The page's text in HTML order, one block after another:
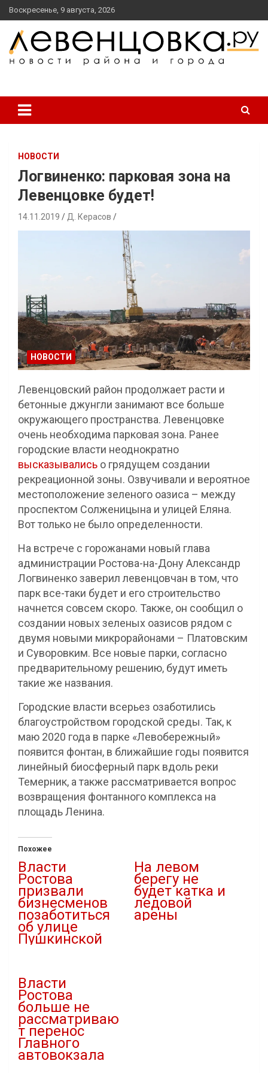
перейти
к
содержанию
Воскресенье, 9 августа, 2026
НОВОСТИ
Логвиненко: парковая зона на
Левенцовке будет!
14.11.2019 Д. Керасов
НОВОСТИ
Левенцовский район продолжает расти и
бетонные джунгли занимают все больше
окружающего пространства. Левенцовке
очень необходима парковая зона. Ранее
городские власти неоднократно
высказывались о грядущем создании
рекреационной зоны. Озвучивали и вероятное
местоположение зеленого оазиса – между
проспектом Солженицына и улицей Еляна.
Вот только не было определенности.
На встрече с горожанами новый глава
администрации Ростова-на-Дону Александр
Логвиненко заверил левенцовчан в том, что
парк все-таки будет и его строительство
начнется совсем скоро. Также, он сообщил о
создании новых зеленых оазисов рядом с
двумя новыми микрорайонами – Платовским
и Суворовким. Все новые парки, согласно
предварительному решению, будут иметь
такие же названия.
Городские власти всерьез озаботились
благоустройством городской среды. Так, к
маю 2020 года в парке «Левобережный»
появится фонтан, в ближайшие годы появится
линейный биосферный парк вдоль реки
Темерник, а также рассматривается вопрос
возвращения фонтанного комплекса на
площадь Ленина.
Похожее
Власти
Ростова
призвали
бизнесменов
позаботиться
об улице
Пушкинской
На левом
берегу не
будет катка и
ледовой
арены
Власти
Ростова
больше не
рассматриваю
т перенос
Главного
автовокзала